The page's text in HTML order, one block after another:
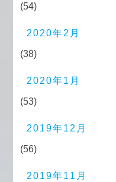
(54)
2020年2月
(38)
2020年1月
(53)
2019年12月
(56)
2019年11月